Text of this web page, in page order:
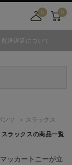
0
舗
カ
0
送遅延について
ンツ スラックス
スラックスの商品一覧
ッカートニーが立